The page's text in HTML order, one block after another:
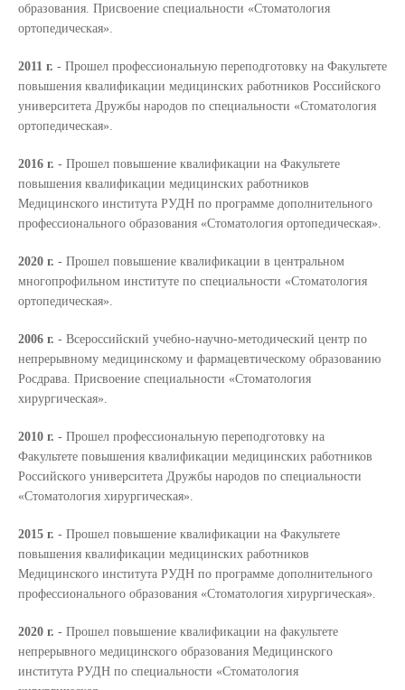
образования. Присвоение специальности «Стоматология
ортопедическая».
2011 г. - Прошел профессиональную переподготовку на Факультете
повышения квалификации медицинских работников Российского
университета Дружбы народов по специальности «Стоматология
ортопедическая».
2016 г. - Прошел повышение квалификации на Факультете
повышения квалификации медицинских работников
Медицинского института РУДН по программе дополнительного
профессионального образования «Стоматология ортопедическая».
2020 г. - Прошел повышение квалификации в центральном
многопрофильном институте по специальности «Стоматология
ортопедическая».
2006 г. - Всероссийский учебно-научно-методический центр по
непрерывному медицинскому и фармацевтическому образованию
Росдрава. Присвоение специальности «Стоматология
хирургическая».
2010 г. - Прошел профессиональную переподготовку на
Факультете повышения квалификации медицинских работников
Российского университета Дружбы народов по специальности
«Стоматология хирургическая».
2015 г. - Прошел повышение квалификации на Факультете
повышения квалификации медицинских работников
Медицинского института РУДН по программе дополнительного
профессионального образования «Стоматология хирургическая».
2020 г. - Прошел повышение квалификации на факультете
непрерывного медицинского образования Медицинского
института РУДН по специальности «Стоматология